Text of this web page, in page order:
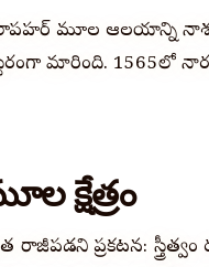
మూల ఆలయాన్ని
మారింది. 1565లో
క్షేత్రం
ప్రకటన: స్త్రీత్వం